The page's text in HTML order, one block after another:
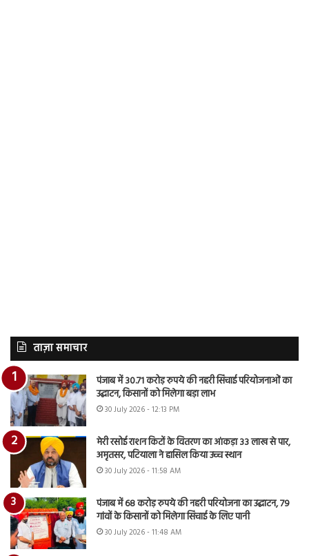
ताज़ा समाचार
पंजाब में 30.71 करोड़ रुपये की नहरी सिंचाई परियोजनाओं का
उद्घाटन, किसानों को मिलेगा बड़ा लाभ
30 July 2026 - 12:13 PM
मेरी रसोई राशन किटों के वितरण का आंकड़ा 33 लाख से पार,
अमृतसर, पटियाला ने हासिल किया उच्च स्थान
30 July 2026 - 11:58 AM
पंजाब में 68 करोड़ रुपये की नहरी परियोजना का उद्घाटन, 79
गांवों के किसानों को मिलेगा सिंचाई के लिए पानी
30 July 2026 - 11:48 AM